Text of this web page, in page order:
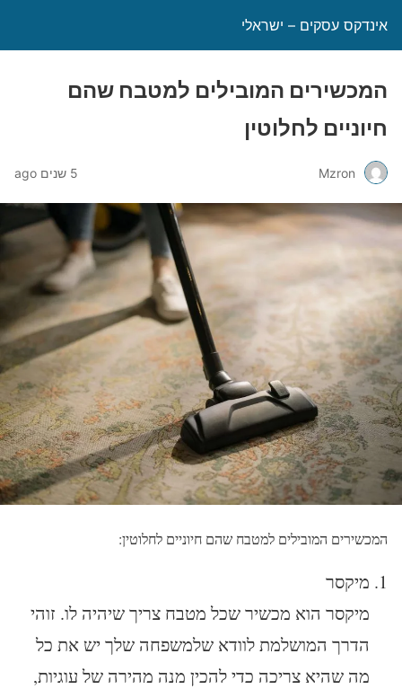
אינדקס עסקים – ישראלי
המכשירים המובילים למטבח שהם
חיוניים לחלוטין
Mzron 5 שנים ago
המכשירים המובילים למטבח שהם חיוניים לחלוטין:
מיקסר
מיקסר הוא מכשיר שכל מטבח צריך שיהיה לו. זוהי
הדרך המושלמת לוודא שלמשפחה שלך יש את כל
מה שהיא צריכה כדי להכין מנה מהירה של עוגיות,